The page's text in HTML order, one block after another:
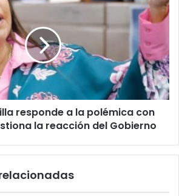
responde a la polémica con
la reacción del Gobierno